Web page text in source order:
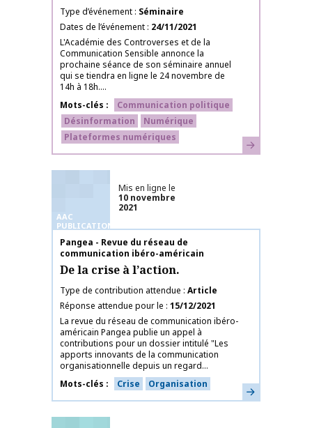
Type d’événement Séminaire
Dates de l’événement 24/11/2021
L'Académie des Controverses et de la
Communication Sensible annonce la
prochaine séance de son séminaire annuel
qui se tiendra en ligne le 24 novembre de
14h à 18h....
Mots-clés
Communication politique
Désinformation
Numérique
Plateformes numériques
En savoir plus
AAC
PUBLICATIONS
Mis en ligne le
10 novembre
2021
Nom de la publication
Pangea - Revue du réseau de
communication ibéro-américain
De la crise à l’action.
Type de contribution attendue Article
Réponse attendue pour le 15/12/2021
La revue du réseau de communication ibéro-
américain Pangea publie un appel à
contributions pour un dossier intitulé "Les
apports innovants de la communication
organisationnelle depuis un regard...
Mots-clés
Crise Organisation En savoir plus